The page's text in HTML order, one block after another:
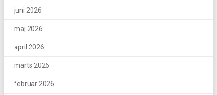
juni 2026
maj 2026
april 2026
marts 2026
februar 2026